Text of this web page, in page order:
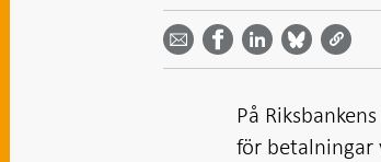
Dela
email -
Öppnas
Dela på
Facebook
- Öppnas
Dela på
LinkedIn
-
Öppnas
på
Bluesky
-
i ny flik
på
Twitter
-
i ny flik
På
för betalningar